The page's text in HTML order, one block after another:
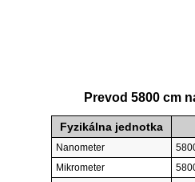
Prevod 5800 cm
Fyzikálna jednotka
Nanometer
Mikrometer